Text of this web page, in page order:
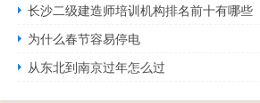
长沙二级建造师培训机构排名前十有哪些
为什么春节容易停电
从东北到南京过年怎么过